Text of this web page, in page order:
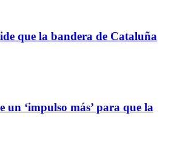
que la bandera de Cataluña
un ‘impulso más’ para que la